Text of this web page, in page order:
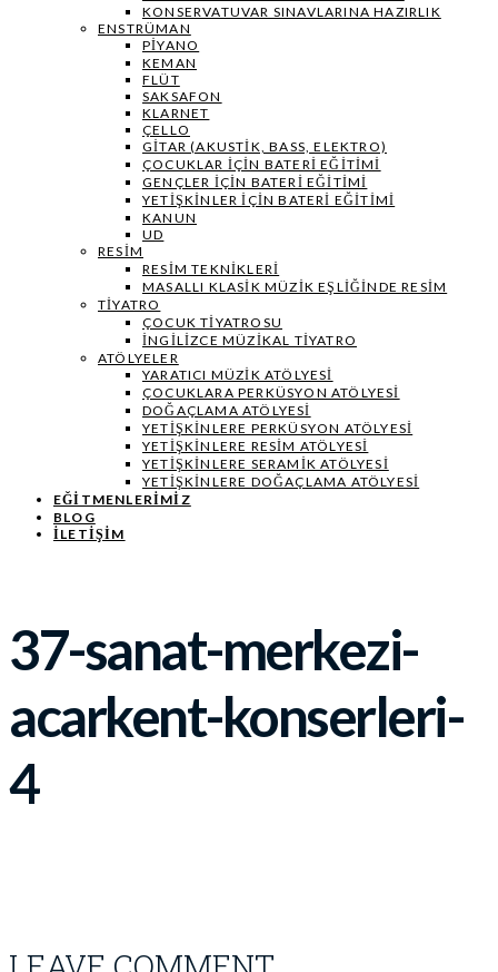
KONSERVATUVAR SINAVLARINA HAZIRLIK
ENSTRÜMAN
PIYANO
KEMAN
FLÜT
SAKSAFON
KLARNET
ÇELLO
GITAR (AKUSTIK, BASS, ELEKTRO)
ÇOCUKLAR IÇIN BATERI EĞITIMI
GENÇLER İÇIN BATERI EĞITIMI
YETIŞKINLER IÇIN BATERI EĞITIMI
KANUN
UD
RESIM
RESIM TEKNIKLERI
MASALLI KLASIK MÜZIK EŞLIĞINDE RESIM
TIYATRO
ÇOCUK TIYATROSU
İNGILIZCE MÜZIKAL TIYATRO
ATÖLYELER
YARATICI MÜZIK ATÖLYESI
ÇOCUKLARA PERKÜSYON ATÖLYESI
DOĞAÇLAMA ATÖLYESI
YETIŞKINLERE PERKÜSYON ATÖLYESI
YETIŞKINLERE RESIM ATÖLYESI
YETIŞKINLERE SERAMIK ATÖLYESI
YETIŞKINLERE DOĞAÇLAMA ATÖLYESI
EĞITMENLERIMIZ
BLOG
İLETİŞİM
37-sanat-merkezi-
acarkent-konserleri-
4